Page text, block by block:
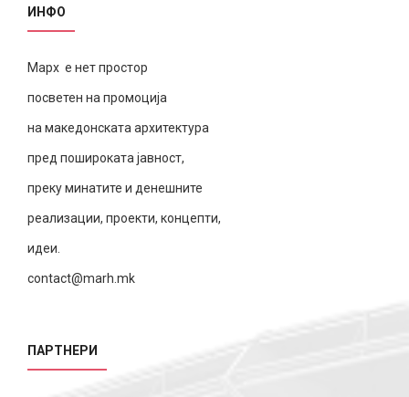
ИНФО
Марх е нет простор
посветен на промоција
на македонската архитектура
пред пошироката јавност,
преку минатите и денешните
реализации, проекти, концепти,
идеи.
contact@marh.mk
ПАРТНЕРИ